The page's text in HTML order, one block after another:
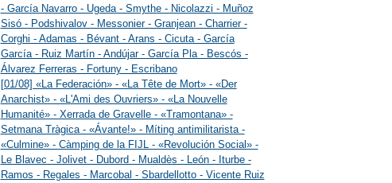
- García Navarro - Ugeda - Smythe - Nicolazzi - Muñoz
Sisó - Podshivalov - Messonier - Granjean - Charrier -
Corghi - Adamas - Bévant - Arans - Cicuta - García
García - Ruiz Martín - Andújar - García Pla - Bescós -
Álvarez Ferreras - Fortuny - Escribano
[01/08] «La Federación» - «La Tête de Mort» - «Der
Anarchist» - «L'Ami des Ouvriers» - «La Nouvelle
Humanité» - Xerrada de Gravelle - «Tramontana» -
Setmana Tràgica - «Ávante!» - Míting antimilitarista -
«Culmine» - Càmping de la FIJL - «Revolución Social» -
Le Blavec - Jolivet - Dubord - Mualdès - León - Iturbe -
Ramos - Regales - Marcobal - Sbardellotto - Vicente Ruiz